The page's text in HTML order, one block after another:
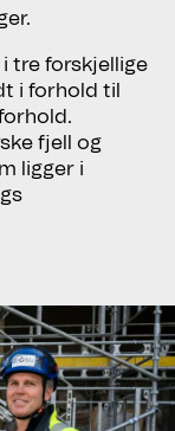
tre forskjellige
i forhold til
fjell og
ligger i